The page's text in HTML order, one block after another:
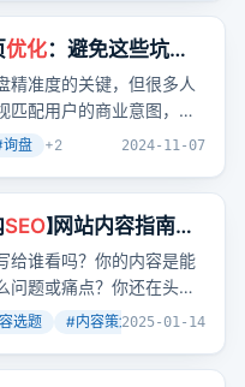
优化：避免这些坑，
精准度的关键，但很多人
匹配用户的商业意图，导
配，影响转化。
询盘 +2 2024-11-07
SEO】网站内容指南，
题"！
给谁看吗？你的内容是能
问题或痛点？你还在头痛
在这里教你如何策划好“内
！
选题 #内容策划 + 5
2025-01-14